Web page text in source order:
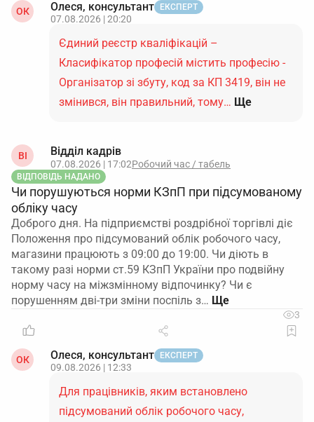
ОК Олеся, консультант ЕКСПЕРТ
07.08.2026 | 20:20
Єдиний реєстр кваліфікацій –
Класифікатор професій містить професію -
Організатор зі збуту, код за КП 3419, він не
змінився, він правильний, тому… Ще
ВІ Відділ кадрів
07.08.2026 | 17:02Робочий час / табель
ВІДПОВІДЬ НАДАНО
Чи порушуються норми КЗпП при підсумованому
обліку часу
Доброго дня. На підприємстві роздрібної торгівлі діє
Положення про підсумований облік робочого часу,
магазини працюють з 09:00 до 19:00. Чи діють в
такому разі норми ст.59 КЗпП України про подвійну
норму часу на міжзмінному відпочинку? Чи є
порушенням дві-три зміни поспіль з…
3
ОК Олеся, консультант ЕКСПЕРТ
09.08.2026 | 12:33
Для працівників, яким встановлено
підсумований облік робочого часу,